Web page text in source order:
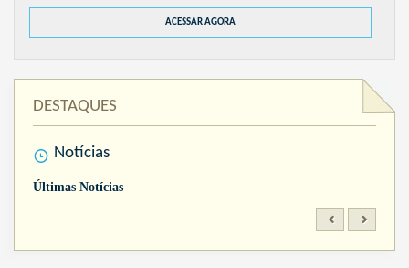
ACESSAR AGORA
DESTAQUES
Notícias
Últimas Notícias